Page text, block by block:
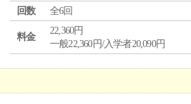
回数
全6回
料金
22,360円
一般22,360円/入学者20,090円